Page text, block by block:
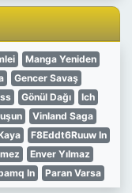
Manga Yeniden
Gencer Savaş
Gönül Dağı
Ich
Vinland Saga
F8Eddt6Ruuw In
Enver Yılmaz
In Paran Varsa